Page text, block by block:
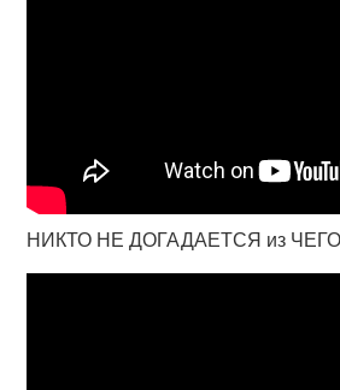
НИКТО НЕ ДОГАДАЕТСЯ из